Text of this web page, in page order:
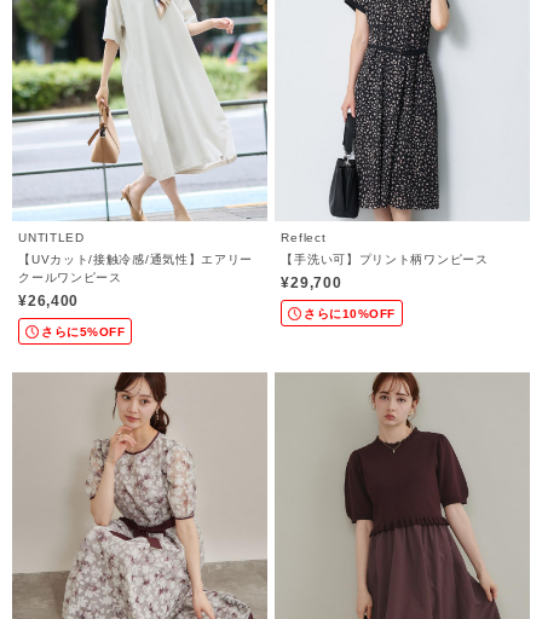
UNTITLED
【UVカット/接触冷感/通気性】エアリー
クールワンピース
¥26,400
さらに5%OFF
Reflect
【手洗い可】プリント柄ワンピース
¥29,700
さらに10%OFF